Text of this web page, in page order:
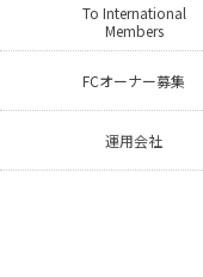
To International
Members
FCオーナー募集
運用会社